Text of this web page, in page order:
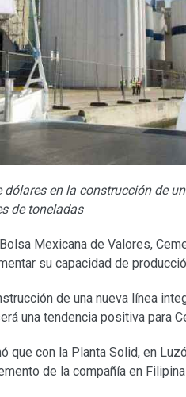
en la construcción de
de toneladas
Mexicana de Valores,
su capacidad de
de una nueva línea
una tendencia positiva para
que con la Planta Solid, en
de la compañía en